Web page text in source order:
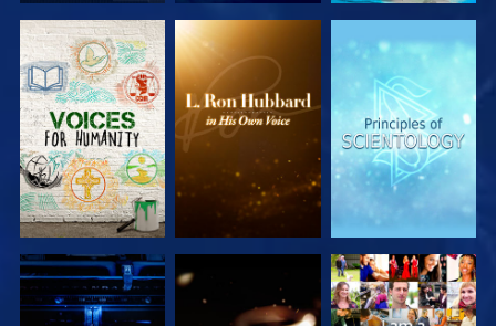
DÉCOUVRIR
LES SÉRIES
DÉCOUVRIR
LES SÉRIES
DÉCOUVRIR
LES SÉRIES
DÉCOUVRIR
DÉCOUVRIR
REGARDER